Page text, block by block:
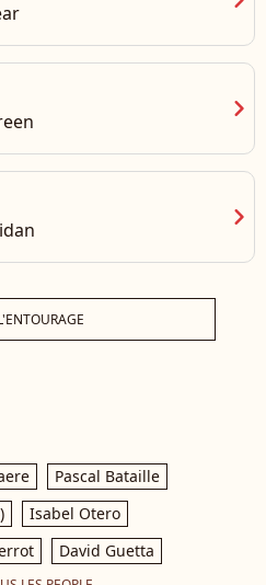
chevron_right
chevron_right
Pascal Bataille
Isabel Otero
David Guetta